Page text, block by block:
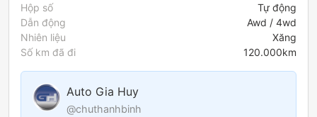
Hộp số
tự động
Dẫn động
awd / 4wd
Nhiên liệu
xăng
Số km đã đi
120.000km
Auto Gia Huy
@chuthanhbinh